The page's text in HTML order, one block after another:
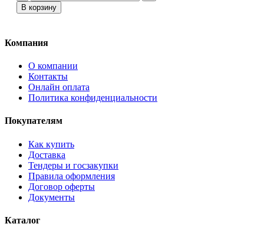
В корзину
Компания
О компании
Контакты
Онлайн оплата
Политика конфиденциальности
Покупателям
Как купить
Доставка
Тендеры и госзакупки
Правила оформления
Договор оферты
Документы
Каталог